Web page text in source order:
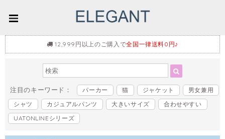
12,999円以上のご購入で全国一律送料0円♪
注目のキーワード： パーカー 猫 ジャケット
男女兼用
シャツ
カジュアルパンツ 大きいサイズ
合わせやすい
UATONLINEシリーズ